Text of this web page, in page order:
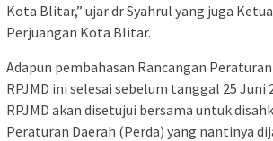
Kota Blitar,” ujar dr Syahrul yang juga Ketua
Perjuangan Kota Blitar.
Adapun pembahasan Rancangan
RPJMD ini selesai sebelum tanggal 25 Juni
RPJMD akan disetujui bersama untuk
Peraturan Daerah (Perda) yang nantinya